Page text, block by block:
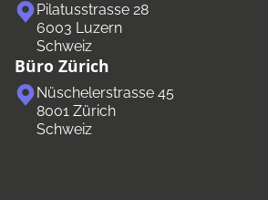
Pilatusstrasse 28
6003 Luzern
Schweiz
Büro Zürich
Nüschelerstrasse 45
8001 Zürich
Schweiz